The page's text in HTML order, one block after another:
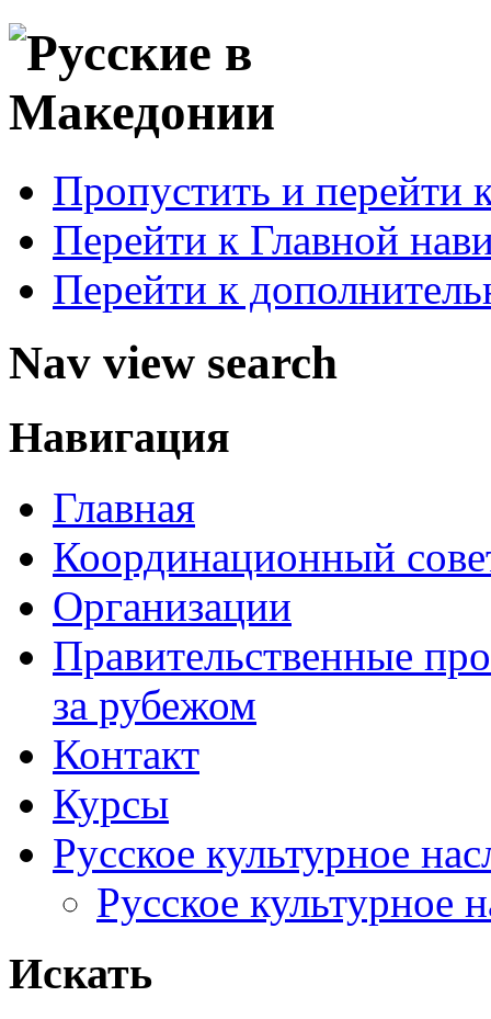
Пропустить и перейти
Перейти к Главной
Перейти к
Nav view search
Навигация
Главная
Координационный
Организации
Правительственные
за рубежом
Контакт
Курсы
Русское культурное
Русское культурное
Искать